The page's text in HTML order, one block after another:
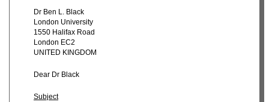
Dr Ben L. Black
London University
1550 Halifax Road
London EC2
UNITED KINGDOM
Dear Dr Black
Subject